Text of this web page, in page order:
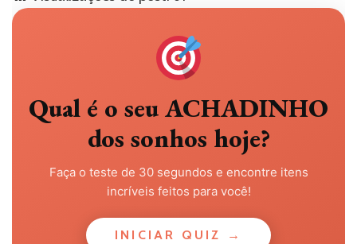
Qual é o seu ACHADINHO
dos sonhos hoje?
Faça o teste de 30 segundos e encontre itens
incríveis feitos para você!
INICIAR QUIZ →